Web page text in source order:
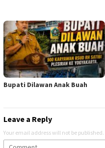
Bupati Dilawan Anak Buah
Leave a Reply
Your email address will not be published.